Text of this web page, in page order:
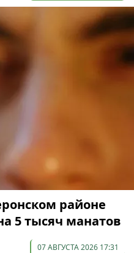
районе
5 тысяч манатов
07 АВГУСТА 2026 17:31